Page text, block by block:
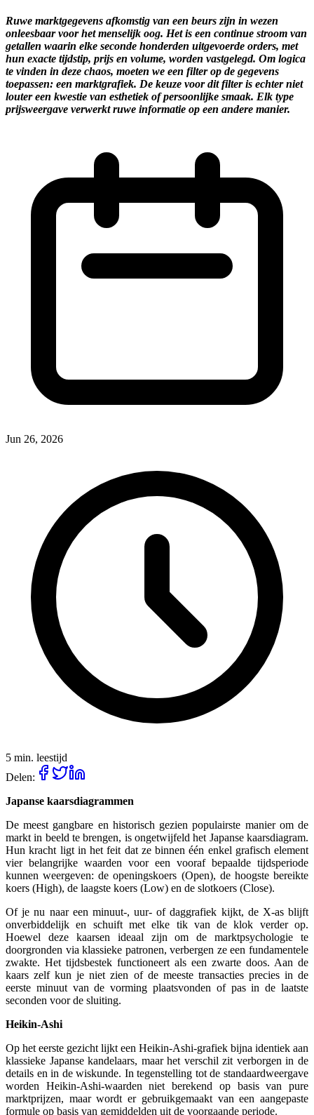
Ruwe marktgegevens afkomstig van een beurs zijn in wezen
onleesbaar voor het menselijk oog. Het is een continue stroom van
getallen waarin elke seconde honderden uitgevoerde orders, met
hun exacte tijdstip, prijs en volume, worden vastgelegd. Om logica
te vinden in deze chaos, moeten we een filter op de gegevens
toepassen: een marktgrafiek. De keuze voor dit filter is echter niet
louter een kwestie van esthetiek of persoonlijke smaak. Elk type
prijsweergave verwerkt ruwe informatie op een andere manier.
Jun 26, 2026
5 min. leestijd
Delen:
Japanse kaarsdiagrammen
De meest gangbare en historisch gezien populairste manier om de
markt in beeld te brengen, is ongetwijfeld het Japanse kaarsdiagram.
Hun kracht ligt in het feit dat ze binnen één enkel grafisch element
vier belangrijke waarden voor een vooraf bepaalde tijdsperiode
kunnen weergeven: de openingskoers (Open), de hoogste bereikte
koers (High), de laagste koers (Low) en de slotkoers (Close).
Of je nu naar een minuut-, uur- of daggrafiek kijkt, de X-as blijft
onverbiddelijk en schuift met elke tik van de klok verder op.
Hoewel deze kaarsen ideaal zijn om de marktpsychologie te
doorgronden via klassieke patronen, verbergen ze een fundamentele
zwakte. Het tijdsbestek functioneert als een zwarte doos. Aan de
kaars zelf kun je niet zien of de meeste transacties precies in de
eerste minuut van de vorming plaatsvonden of pas in de laatste
seconden voor de sluiting.
Heikin-Ashi
Op het eerste gezicht lijkt een Heikin-Ashi-grafiek bijna identiek aan
klassieke Japanse kandelaars, maar het verschil zit verborgen in de
details en in de wiskunde. In tegenstelling tot de standaardweergave
worden Heikin-Ashi-waarden niet berekend op basis van pure
marktprijzen, maar wordt er gebruikgemaakt van een aangepaste
formule op basis van gemiddelden uit de voorgaande periode.